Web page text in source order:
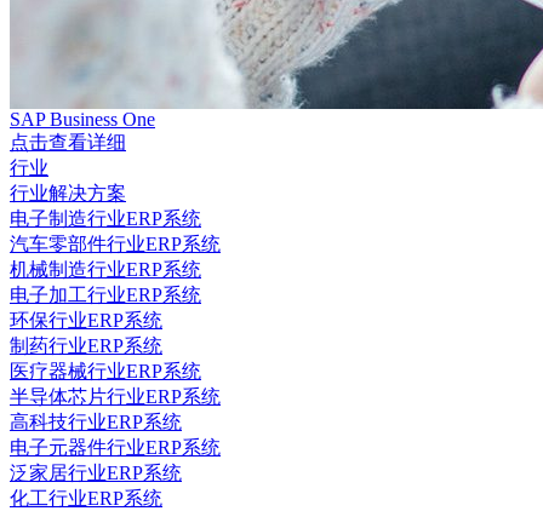
SAP Business One
点击查看详细
行业
行业解决方案
电子制造行业ERP系统
汽车零部件行业ERP系统
机械制造行业ERP系统
电子加工行业ERP系统
环保行业ERP系统
制药行业ERP系统
医疗器械行业ERP系统
半导体芯片行业ERP系统
高科技行业ERP系统
电子元器件行业ERP系统
泛家居行业ERP系统
化工行业ERP系统